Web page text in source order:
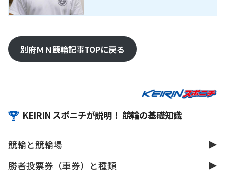
別府ＭＮ競輪記事TOPに戻る
KEIRIN スポニチが説明！ 競輪の基礎知識
競輪と競輪場
勝者投票券（車券）と種類